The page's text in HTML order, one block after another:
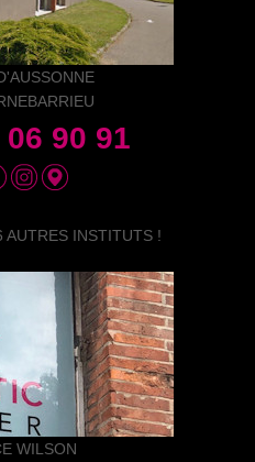
90 91
AUTRES INSTITUTS !
WILSON